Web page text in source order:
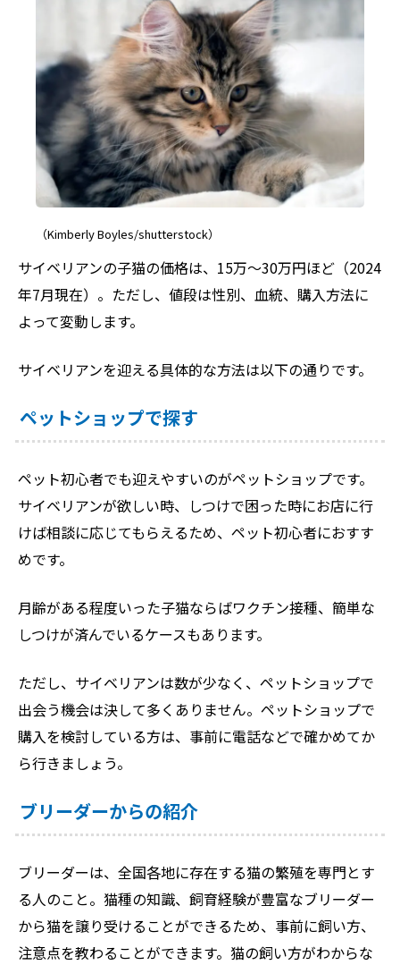
（Kimberly Boyles/shutterstock）
サイベリアンの子猫の価格は、15万〜30万円ほど（2024
年7月現在）。ただし、値段は性別、血統、購入方法に
よって変動します。
サイベリアンを迎える具体的な方法は以下の通りです。
ペットショップで探す
ペット初心者でも迎えやすいのがペットショップです。
サイベリアンが欲しい時、しつけで困った時にお店に行
けば相談に応じてもらえるため、ペット初心者におすす
めです。
月齢がある程度いった子猫ならばワクチン接種、簡単な
しつけが済んでいるケースもあります。
ただし、サイベリアンは数が少なく、ペットショップで
出会う機会は決して多くありません。ペットショップで
購入を検討している方は、事前に電話などで確かめてか
ら行きましょう。
ブリーダーからの紹介
ブリーダーは、全国各地に存在する猫の繁殖を専門とす
る人のこと。猫種の知識、飼育経験が豊富なブリーダー
から猫を譲り受けることができるため、事前に飼い方、
注意点を教わることができます。猫の飼い方がわからな